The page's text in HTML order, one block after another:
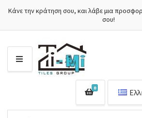
Κάνε την κράτηση σου, και λάβε μια
σου!
Μ
Ε
0